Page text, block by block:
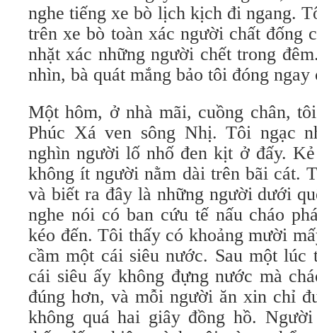
nghe tiếng xe bò lịch kịch đi ngang.
trên xe bò toàn xác người chất đống
nhặt xác những người chết trong
nhìn, bà quát mắng bảo tôi đóng
Một hôm, ở nhà mãi, cuồng chân,
Phúc Xá ven sông Nhị. Tôi ngạc
nghìn người lố nhố đen kịt ở đấy.
không ít người nằm dài trên bãi cát.
và biết ra đây là những người dưới
nghe nói có ban cứu tế nấu cháo
kéo đến. Tôi thấy có khoảng mười
cầm một cái siêu nước. Sau một
cái siêu ấy không đựng nước mà
đúng hơn, và mỗi người ăn xin chỉ
không quá hai giây đồng hồ.